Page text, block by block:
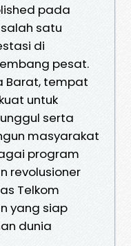
pada
satu
di
pesat.
Barat, tempat
untuk
serta
masyarakat
program
revolusioner
Telkom
yang siap
dunia